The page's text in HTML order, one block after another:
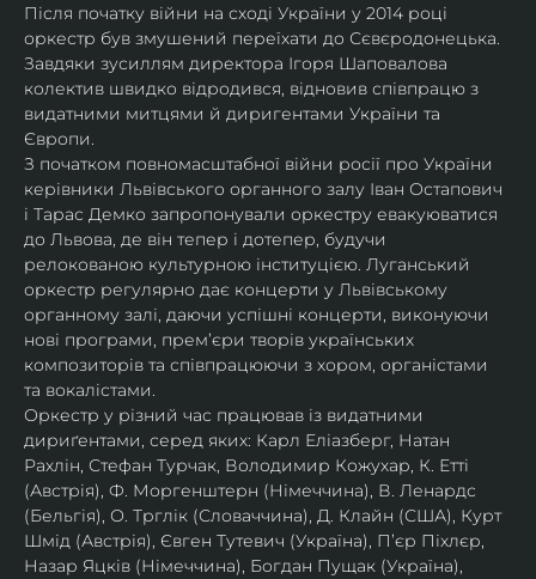
Після початку війни на сході України у 2014 році
оркестр був змушений переїхати до Сєвєродонецька.
Завдяки зусиллям директора Ігоря Шаповалова
колектив швидко відродився, відновив співпрацю з
видатними митцями й диригентами України та
Європи.
З початком повномасштабної війни росії про України
керівники Львівського органного залу Іван Остапович
і Тарас Демко запропонували оркестру евакуюватися
до Львова, де він тепер і дотепер, будучи
релокованою культурною інституцією. Луганський
оркестр регулярно дає концерти у Львівському
органному залі, даючи успішні концерти, виконуючи
нові програми, прем’єри творів українських
композиторів та співпрацюючи з хором, органістами
та вокалістами.
Оркестр у різний час працював із видатними
дириґентами, серед яких: Карл Еліазберг, Натан
Рахлін, Стефан Турчак, Володимир Кожухар, К. Етті
(Австрія), Ф. Моргенштерн (Німеччина), В. Ленардс
(Бельгія), О. Трглік (Словаччина), Д. Клайн (США), Курт
Шмід (Австрія), Євген Тутевич (Україна), П’єр Піхлєр,
Назар Яцків (Німеччина), Богдан Пущак (Україна),